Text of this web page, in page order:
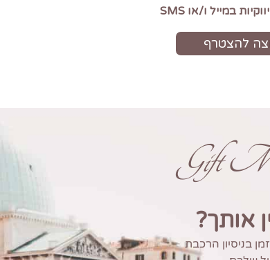
Gift
אותך?
בניסיון הרכבת